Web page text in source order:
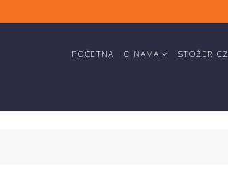
POČETNA O NAMA STOŽER CZ